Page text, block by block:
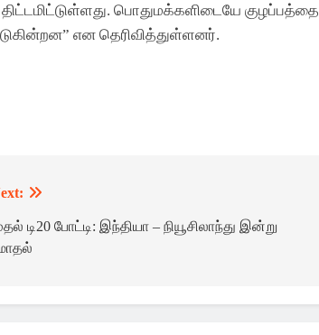
பொதுமக்களிடையே குழப்பத்தை
என தெரிவித்துள்ளனர்.
டி20 போட்டி: இந்தியா – நியூசிலாந்து இன்று